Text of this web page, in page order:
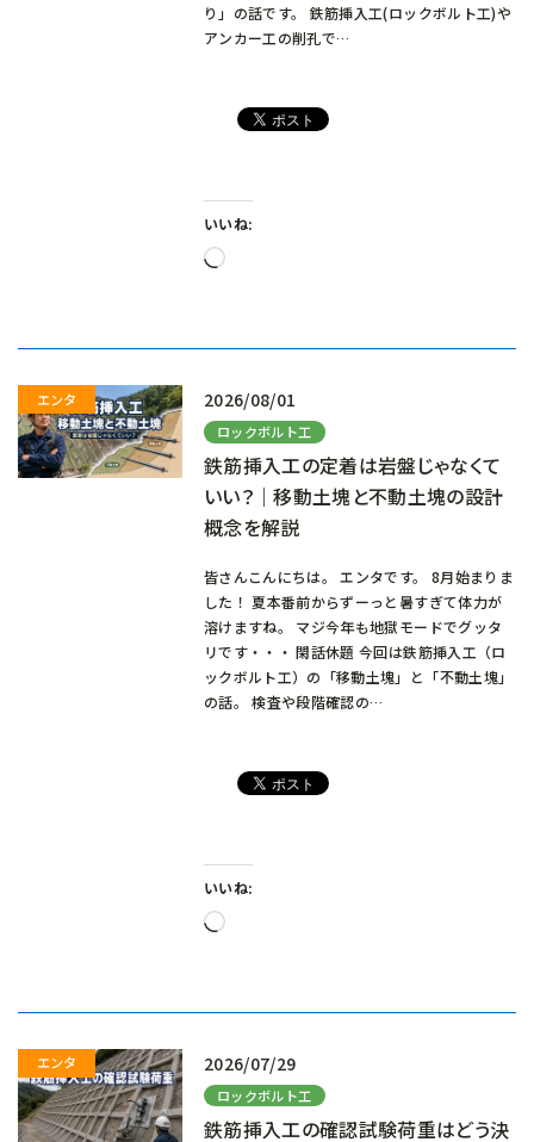
り」の話です。 鉄筋挿入工(ロックボルト工)や
アンカー工の削孔で…
いいね:
読
2026/08/01
ロックボルト工
鉄筋挿入工の定着は岩盤じゃなくて
いい？｜移動土塊と不動土塊の設計
概念を解説
皆さんこんにちは。 エンタです。 8月始まりま
した！ 夏本番前からずーっと暑すぎて体力が
溶けますね。 マジ今年も地獄モードでグッタ
リです・・・ 閑話休題 今回は鉄筋挿入工（ロ
ックボルト工）の「移動土塊」と「不動土塊」
の話。 検査や段階確認の…
いいね:
読
2026/07/29
ロックボルト工
鉄筋挿入工の確認試験荷重はどう決